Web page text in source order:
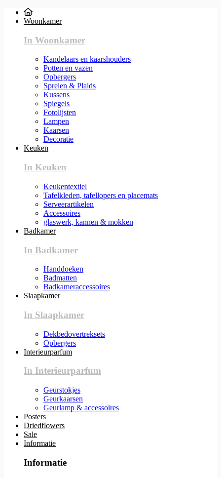
Woonkamer
In Woonkamer
Kandelaars en kaarshouders
Potten en vazen
Opbergers
Spreien & Plaids
Kussens
Spiegels
Fotolijsten
Lampen
Kaarsen
Decoratie
Keuken
In Keuken
Keukentextiel
Tafelkleden, tafellopers en placemats
Serveerartikelen
Accessoires
glaswerk, kannen & mokken
Badkamer
In Badkamer
Handdoeken
Badmatten
Badkameraccessoires
Slaapkamer
In Slaapkamer
Dekbedovertreksets
Opbergers
Interieurparfum
In Interieurparfum
Geurstokjes
Geurkaarsen
Geurlamp & accessoires
Posters
Driedflowers
Sale
Informatie
Informatie